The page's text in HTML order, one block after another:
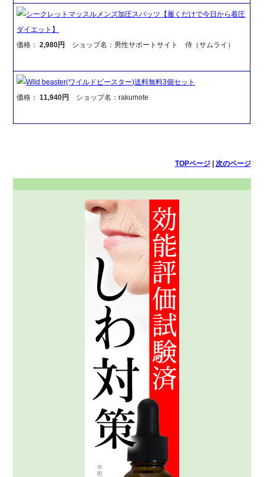
シークレットマッスルメンズ加圧スパッツ【履くだけで今日から着圧
ダイエット】
価格：2,980円 ショップ名：男性サポートサイト 侍（サムライ）
Wild beaster(ワイルドビースター)送料無料3個セット
価格：11,940円 ショップ名：rakumote
TOPページ| 次のページ